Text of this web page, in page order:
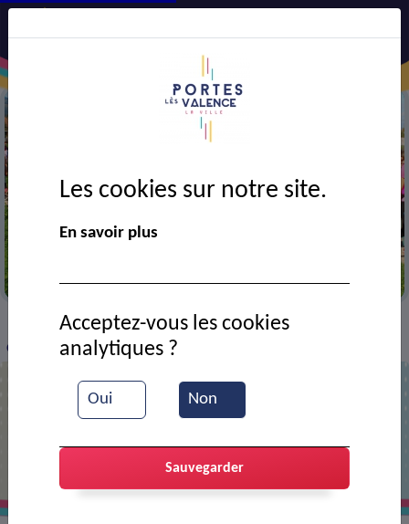
> VIE MUNICIPALE > Ressources documentaires
Octobre rose : 3 journées généreuses !
Octobre rose : 3 journées généreuses
!
Les cookies sur notre site.
En savoir plus
Oui Non
Acceptez-vous les cookies
analytiques ?
Sauvegarder